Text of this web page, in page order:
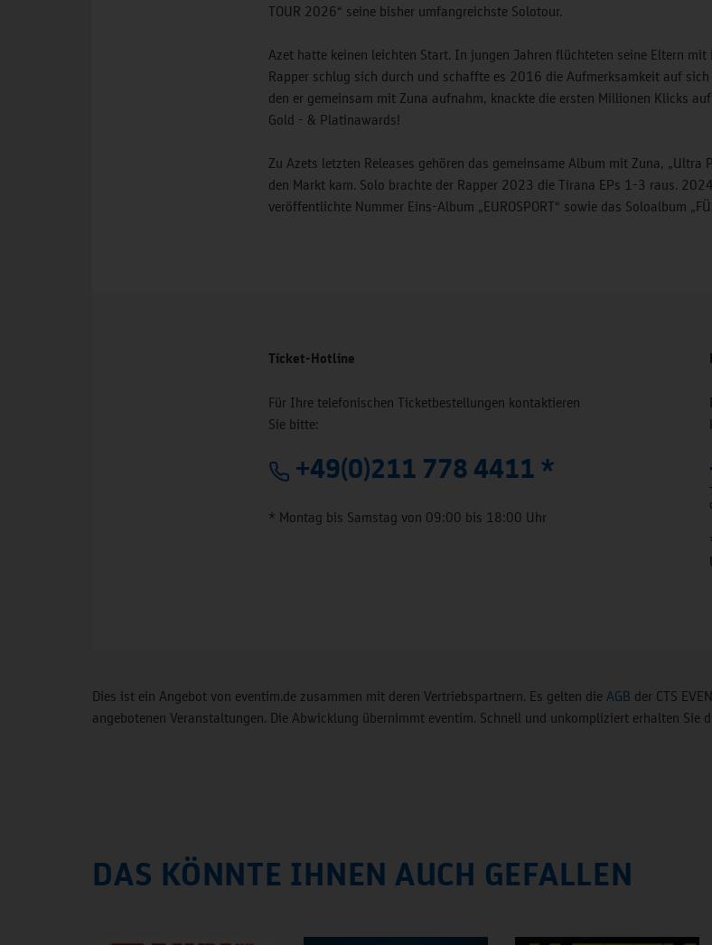
TOUR 2026“ seine bisher umfangreichste Solotour.
Azet hatte keinen leichten Start. In jungen Jahren flüchteten seine Eltern mit
Rapper schlug sich durch und schaffte es 2016 die Aufmerksamkeit auf sich
den er gemeinsam mit Zuna aufnahm, knackte die ersten Millionen Klicks
Gold - & Platinawards!
Zu Azets letzten Releases gehören das gemeinsame Album mit Zuna, „Ultra
den Markt kam. Solo brachte der Rapper 2023 die Tirana EPs 1-3 raus.
veröffentlichte Nummer Eins-Album „EUROSPORT“ sowie das Soloalbum
Ticket-Hotline
Für Ihre telefonischen Ticketbestellungen kontaktieren
Sie bitte:
+49(0)211 778 4411 *
* Montag bis Samstag von 09:00 bis 18:00 Uhr
Dies ist ein Angebot von eventim.de zusammen mit deren Vertriebspartnern. Es gelten die AGB der CTS
angebotenen Veranstaltungen. Die Abwicklung übernimmt eventim. Schnell und unkompliziert erhalten Sie
DAS KÖNNTE IHNEN AUCH GEFALLEN